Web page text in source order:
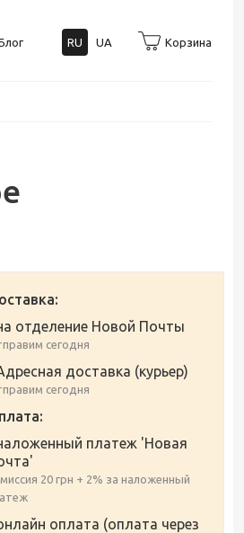
RU UA Корзина
отделение Новой Почты
сегодня
доставка (курьер)
сегодня
платеж 'Новая
20 грн + 2% за наложенный
оплата (оплата через